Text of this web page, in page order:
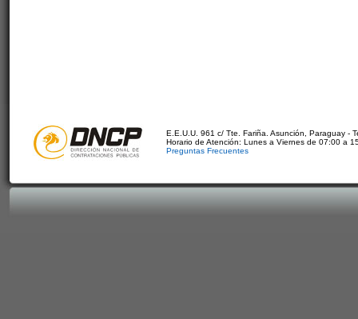
E.E.U.U. 961 c/ Tte. Fariña. Asunción, Paraguay -
Horario de Atención: Lunes a Viernes de 07:00 a
Preguntas Frecuentes